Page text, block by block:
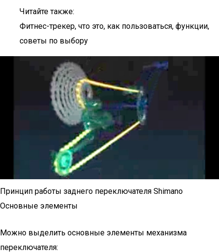
Читайте также:
Фитнес-трекер, что это, как пользоваться, функции,
советы по выбору
Принцип работы заднего переключателя Shimano
Основные элементы
Можно выделить основные элементы механизма
переключателя: